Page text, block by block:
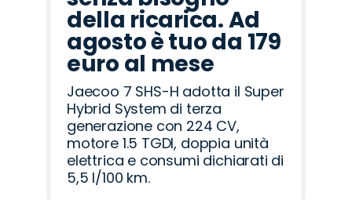
della ricarica. Ad
agosto è tuo da 179
euro al mese
Jaecoo 7 SHS-H adotta il Super
Hybrid System di terza
generazione con 224 CV,
motore 1.5 TGDI, doppia unità
elettrica e consumi dichiarati di
5,5 l/100 km.